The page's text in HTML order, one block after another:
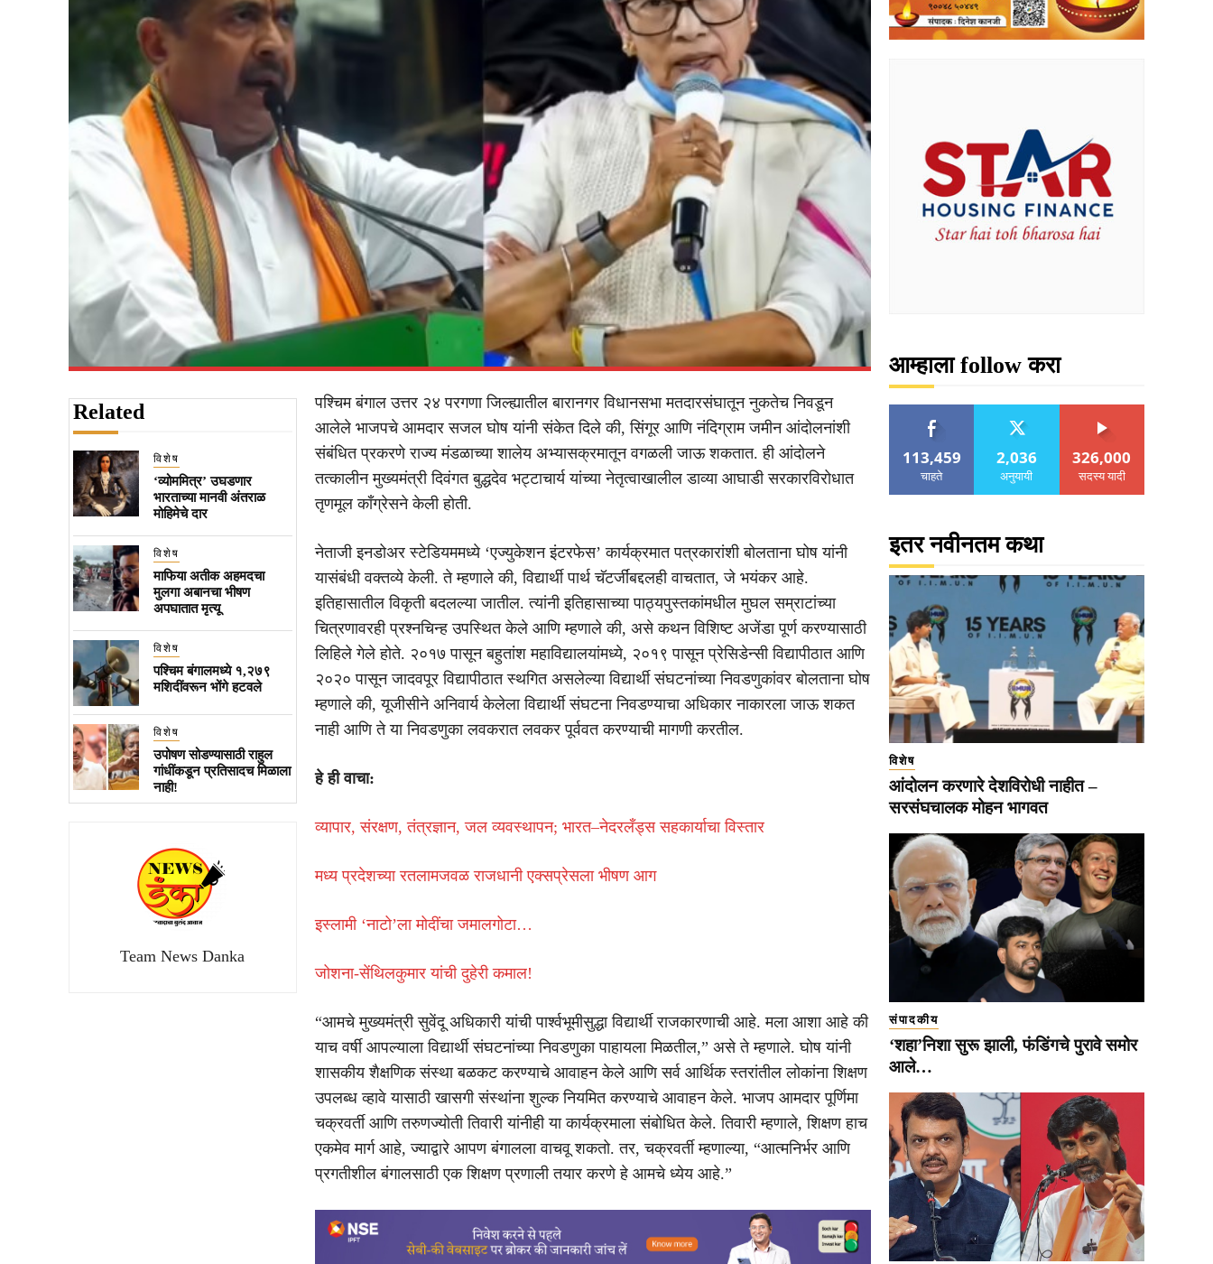
Related
विशेष
‘व्योममित्र’ उघडणार
भारताच्या मानवी अंतराळ
मोहिमेचे दार
विशेष
माफिया अतीक अहमदचा
मुलगा अबानचा भीषण
अपघातात मृत्यू
विशेष
पश्चिम बंगालमध्ये १,२७९
मशिदींवरून भोंगे हटवले
विशेष
उपोषण सोडण्यासाठी राहुल
गांधींकडून प्रतिसादच मिळाला
नाही!
Team News Danka
पश्चिम बंगाल उत्तर २४ परगणा जिल्ह्यातील बारानगर विधानसभा मतदारसंघातून नुकतेच निवडून
आलेले भाजपचे आमदार सजल घोष यांनी संकेत दिले की, सिंगूर आणि नंदिग्राम जमीन आंदोलनांशी
संबंधित प्रकरणे राज्य मंडळाच्या शालेय अभ्यासक्रमातून वगळली जाऊ शकतात. ही आंदोलने
तत्कालीन मुख्यमंत्री दिवंगत बुद्धदेव भट्टाचार्य यांच्या नेतृत्वाखालील डाव्या आघाडी सरकारविरोधात
तृणमूल काँग्रेसने केली होती.
नेताजी इनडोअर स्टेडियममध्ये ‘एज्युकेशन इंटरफेस’ कार्यक्रमात पत्रकारांशी बोलताना घोष यांनी
यासंबंधी वक्तव्ये केली. ते म्हणाले की, विद्यार्थी पार्थ चॅटर्जींबद्दलही वाचतात, जे भयंकर आहे.
इतिहासातील विकृती बदलल्या जातील. त्यांनी इतिहासाच्या पाठ्यपुस्तकांमधील मुघल सम्राटांच्या
चित्रणावरही प्रश्नचिन्ह उपस्थित केले आणि म्हणाले की, असे कथन विशिष्ट अजेंडा पूर्ण करण्यासाठी
लिहिले गेले होते. २०१७ पासून बहुतांश महाविद्यालयांमध्ये, २०१९ पासून प्रेसिडेन्सी विद्यापीठात आणि
२०२० पासून जादवपूर विद्यापीठात स्थगित असलेल्या विद्यार्थी संघटनांच्या निवडणुकांवर बोलताना घोष
म्हणाले की, यूजीसीने अनिवार्य केलेला विद्यार्थी संघटना निवडण्याचा अधिकार नाकारला जाऊ शकत
नाही आणि ते या निवडणुका लवकरात लवकर पूर्ववत करण्याची मागणी करतील.
हे ही वाचा:
व्यापार, संरक्षण, तंत्रज्ञान, जल व्यवस्थापन; भारत–नेदरलँड्स सहकार्याचा विस्तार
मध्य प्रदेशच्या रतलामजवळ राजधानी एक्सप्रेसला भीषण आग
इस्लामी ‘नाटो’ला मोदींचा जमालगोटा…
जोशना-सेंथिलकुमार यांची दुहेरी कमाल!
“आमचे मुख्यमंत्री सुवेंदू अधिकारी यांची पार्श्वभूमीसुद्धा विद्यार्थी राजकारणाची आहे. मला आशा आहे की
याच वर्षी आपल्याला विद्यार्थी संघटनांच्या निवडणुका पाहायला मिळतील,” असे ते म्हणाले. घोष यांनी
शासकीय शैक्षणिक संस्था बळकट करण्याचे आवाहन केले आणि सर्व आर्थिक स्तरांतील लोकांना शिक्षण
उपलब्ध व्हावे यासाठी खासगी संस्थांना शुल्क नियमित करण्याचे आवाहन केले. भाजप आमदार पूर्णिमा
चक्रवर्ती आणि तरुणज्योती तिवारी यांनीही या कार्यक्रमाला संबोधित केले. तिवारी म्हणाले, शिक्षण हाच
एकमेव मार्ग आहे, ज्याद्वारे आपण बंगालला वाचवू शकतो. तर, चक्रवर्ती म्हणाल्या, “आत्मनिर्भर आणि
प्रगतीशील बंगालसाठी एक शिक्षण प्रणाली तयार करणे हे आमचे ध्येय आहे.”
आम्हाला follow करा
113,459
चाहते
2,036
अनुयायी
326,000
सदस्य यादी
इतर नवीनतम कथा
विशेष
आंदोलन करणारे देशविरोधी नाहीत –
सरसंघचालक मोहन भागवत
संपादकीय
‘शहा’निशा सुरू झाली, फंडिंगचे पुरावे समोर
आले…